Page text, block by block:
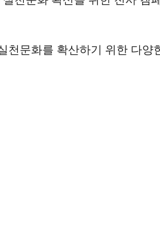
천문화를 확산하기 위한 다양